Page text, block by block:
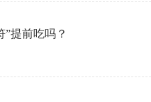
提前吃吗？